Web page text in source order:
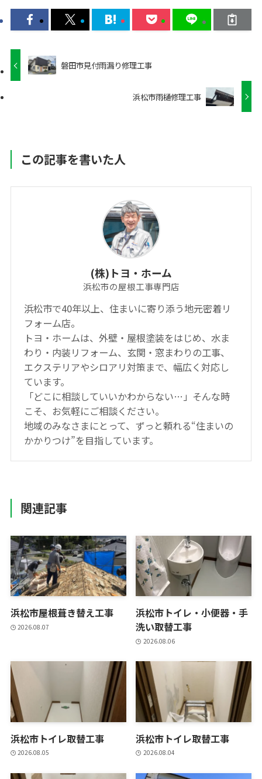
磐田市見付雨漏り修理工事
浜松市雨樋修理工事
この記事を書いた人
(株)トヨ・ホーム
浜松市の屋根工事専門店
浜松市で40年以上、住まいに寄り添う地元密着リ
フォーム店。
トヨ・ホームは、外壁・屋根塗装をはじめ、水ま
わり・内装リフォーム、玄関・窓まわりの工事、
エクステリアやシロアリ対策まで、幅広く対応し
ています。
「どこに相談していいかわからない…」そんな時
こそ、お気軽にご相談ください。
地域のみなさまにとって、ずっと頼れる“住まいの
かかりつけ”を目指しています。
関連記事
浜松市屋根葺き替え工事
2026.08.07
浜松市トイレ・小便器・手
洗い取替工事
2026.08.06
浜松市トイレ取替工事
2026.08.05
浜松市トイレ取替工事
2026.08.04